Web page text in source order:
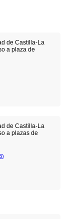
de Castilla-La
a plaza de
de Castilla-La
a plazas de
)